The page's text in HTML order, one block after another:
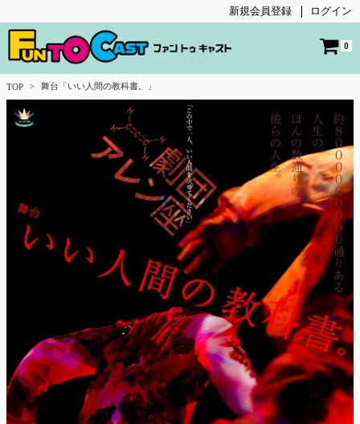
新規会員登録 ログイン
0
TOP 舞台「いい人間の教科書。」